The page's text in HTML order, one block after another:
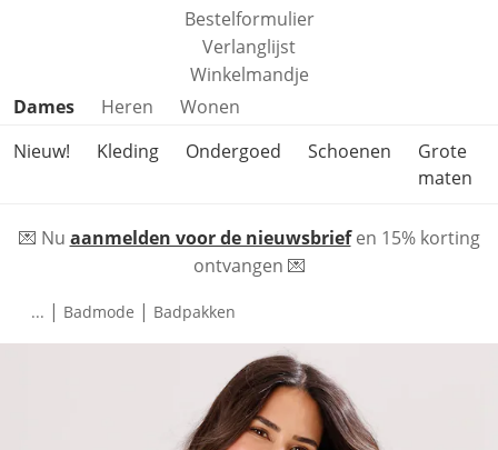
Bestelformulier
Verlanglijst
Winkelmandje
Productcategorieën overslaan
Dames Heren
Wonen
Nieuw!
Kleding Ondergoed Schoenen
Grote
maten
💌 Nu aanmelden voor de nieuwsbriefen 15% korting
ontvangen 💌
... | Badmode | Badpakken